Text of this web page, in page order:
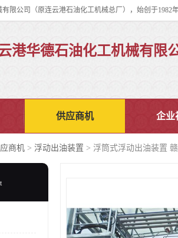
港华德石油化工机械有限
供应商机 企业
商机 > 浮动出油装置 > 浮筒式浮动出油装置